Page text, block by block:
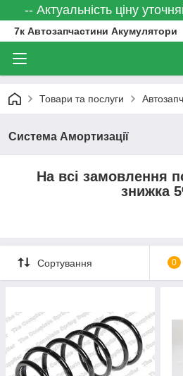
-- Актуальність ціну
7к Автозапчастини Акумулятори
Товари та послуги
Система Амортизації
На всі замовлення
знижка
Сортування 0